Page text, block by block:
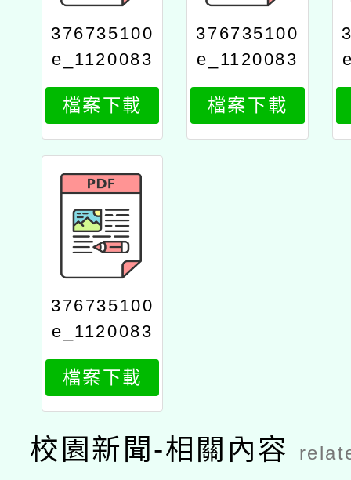
376735100
e_1120083
981_attach
1
檔案下載
376735100
e_1120083
981_attach
2
檔案下載
376735100
e_1120083
981_print
檔案下載
校園新聞-相關內容